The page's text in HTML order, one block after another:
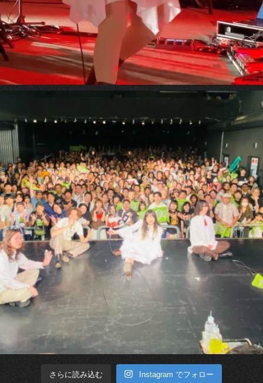
さらに読み込む Instagram でフォロー